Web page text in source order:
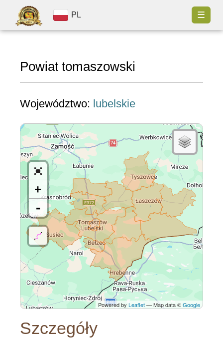
PL ☰
Powiat tomaszowski
Województwo: lubelskie
+
-
Powered byLeaflet— Map data ©Google
Szczegóły